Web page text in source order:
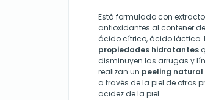
Está formulado con
antioxidantes al contener
ácido cítrico, ácido láctico.
propiedades hidratantes
disminuyen las arrugas y
realizan un peeling natural
a través de la piel de otros
acidez de la piel.